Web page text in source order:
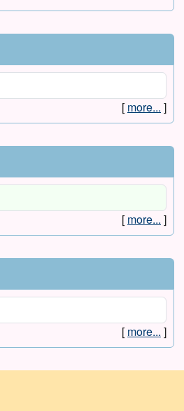
[ more... ]
[ more... ]
[ more... ]